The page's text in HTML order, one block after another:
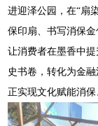
进迎泽公园，在“扇
保印扇、书写消保
让消费者在墨香中
史书卷，转化为金
正实现文化赋能消保